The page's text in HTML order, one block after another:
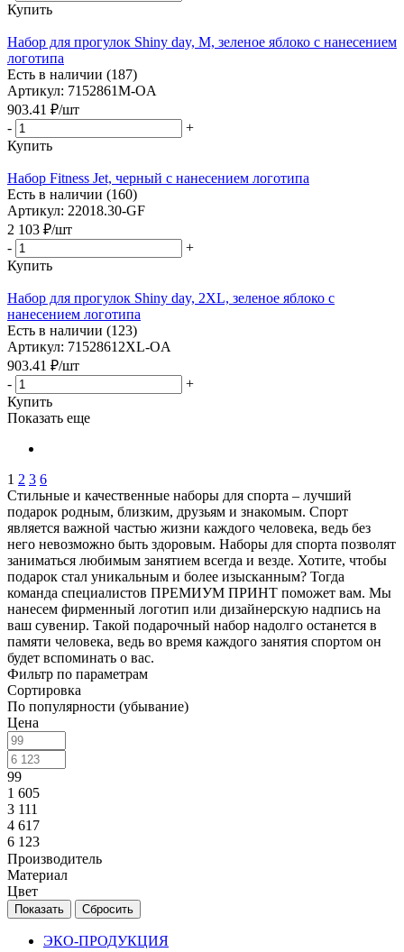
Купить
Набор для прогулок Shiny day, M, зеленое яблоко с нанесением
логотипа
Есть в наличии (187)
Артикул: 7152861M-OA
903.41 ₽/шт
-
+
Купить
Набор Fitness Jet, черный с нанесением логотипа
Есть в наличии (160)
Артикул: 22018.30-GF
2 103 ₽/шт
-
+
Купить
Набор для прогулок Shiny day, 2XL, зеленое яблоко с
нанесением логотипа
Есть в наличии (123)
Артикул: 71528612XL-OA
903.41 ₽/шт
-
+
Купить
Показать еще
1 2 3 6
Стильные и качественные наборы для спорта – лучший
подарок родным, близким, друзьям и знакомым. Спорт
является важной частью жизни каждого человека, ведь без
него невозможно быть здоровым. Наборы для спорта позволят
заниматься любимым занятием всегда и везде. Хотите, чтобы
подарок стал уникальным и более изысканным? Тогда
команда специалистов ПРЕМИУМ ПРИНТ поможет вам. Мы
нанесем фирменный логотип или дизайнерскую надпись на
ваш сувенир. Такой подарочный набор надолго останется в
памяти человека, ведь во время каждого занятия спортом он
будет вспоминать о вас.
Фильтр по параметрам
Сортировка
По популярности (убывание)
Цена
99
1 605
3 111
4 617
6 123
Производитель
Материал
Цвет
Сбросить
ЭКО-ПРОДУКЦИЯ